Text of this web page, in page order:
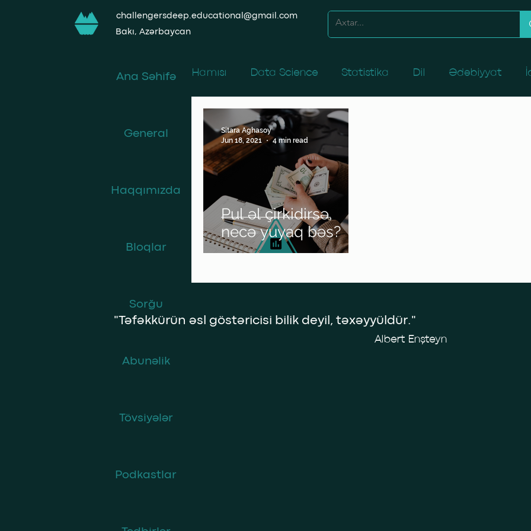
challengersdeep.educational@gmail.com
Bakı, Azərbaycan
Hamısı Data Science Statistika Dil Ədəbiyyat
361-ci bucaq İnsan Resurslarının İdarəedilməsi
Müəllifin kitabxanasından
Pul əl çirkidirsə,
necə yuyaq bəs?
Sitara Aghasoy
Jun 18, 2021
4 min read
"Təfəkkürün əsl göstəricisi bilik deyil, təxəyyüldür."
Albert Enşteyn
Ana Səhifə
General
Haqqımızda
Bloqlar
Sorğu
Abunəlik
Tövsiyələr
Podkastlar